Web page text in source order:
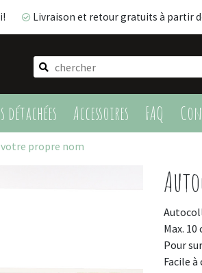
Livraison et retour gratuits à partir
détachées Accessoires FAQ
Livraison et retour gratuits à partir de
propre nom
Max.
Pour
Facile